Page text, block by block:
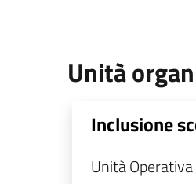
Unità
Inclusione
Unità